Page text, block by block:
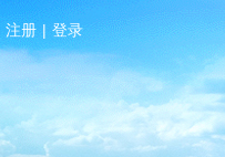
注册 | 登录